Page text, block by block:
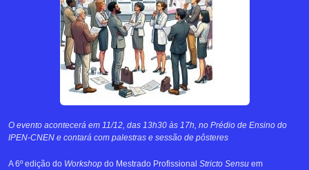
O evento acontecerá em 11/12, das 13h30 às 17h, no Prédio de Ensino do
IPEN-CNEN e contará com palestras e sessão de pôsteres
A 6º edição do Workshop do Mestrado Profissional Stricto Sensu em